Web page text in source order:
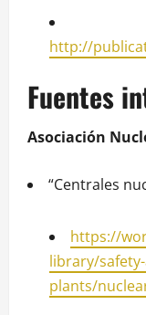
http://
Fuentes
Asociación
“Centrales
https://
library/
plants/